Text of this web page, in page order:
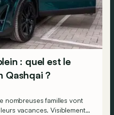
: quel est le
Qashqai ?
nombreuses familles vont
vacances. Visiblement,